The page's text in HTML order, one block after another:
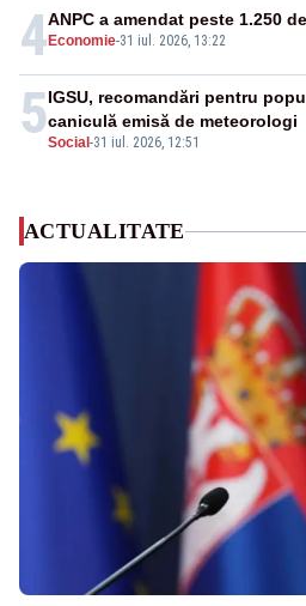
4 Economie-31 iul. 2026, 13:22
ANPC a amendat peste 1.250
5Social -31 iul. 2026, 12:51
IGSU, recomandări pentru
caniculă emisă de meteorologi
ACTUALITATE